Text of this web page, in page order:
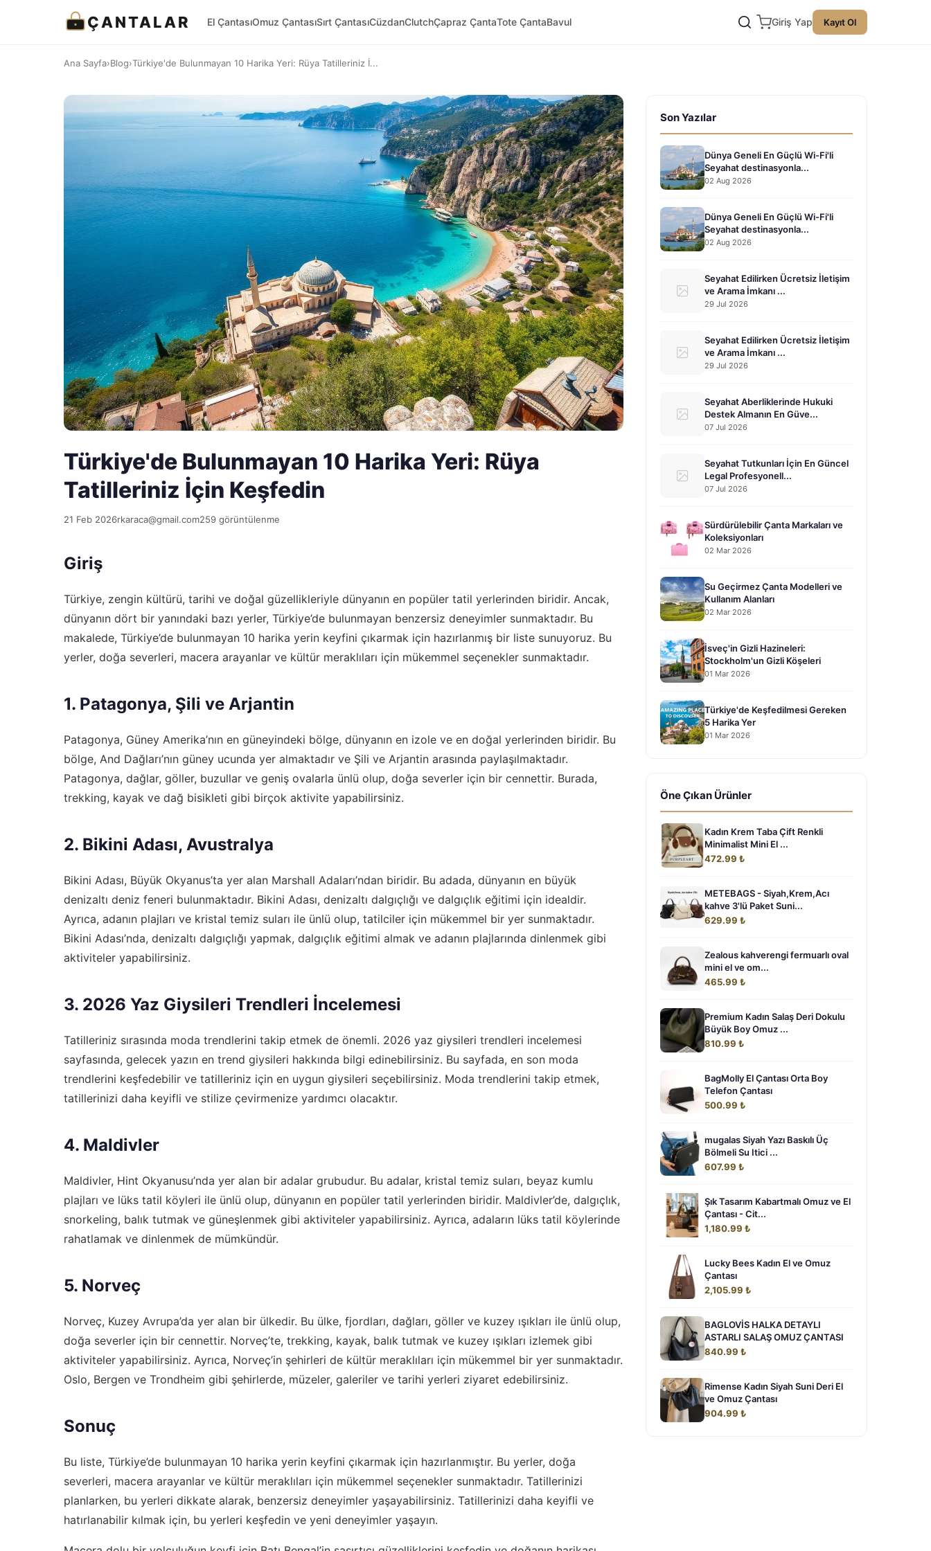
ÇANTALAR El ÇantasıOmuz ÇantasıSırt ÇantasıCüzdanClutchÇapraz ÇantaTote ÇantaBavul Giriş Yap Kayıt Ol
Ana Sayfa›Blog›Türkiye'de Bulunmayan 10 Harika Yeri: Rüya Tatilleriniz İ...
Türkiye'de Bulunmayan 10 Harika Yeri: Rüya
Tatilleriniz İçin Keşfedin
21 Feb 2026rkaraca@gmail.com259 görüntülenme
Giriş
Türkiye, zengin kültürü, tarihi ve doğal güzellikleriyle dünyanın en popüler tatil yerlerinden biridir. Ancak,
dünyanın dört bir yanındaki bazı yerler, Türkiye’de bulunmayan benzersiz deneyimler sunmaktadır. Bu
makalede, Türkiye’de bulunmayan 10 harika yerin keyfini çıkarmak için hazırlanmış bir liste sunuyoruz. Bu
yerler, doğa severleri, macera arayanlar ve kültür meraklıları için mükemmel seçenekler sunmaktadır.
1. Patagonya, Şili ve Arjantin
Patagonya, Güney Amerika’nın en güneyindeki bölge, dünyanın en izole ve en doğal yerlerinden biridir. Bu
bölge, And Dağları’nın güney ucunda yer almaktadır ve Şili ve Arjantin arasında paylaşılmaktadır.
Patagonya, dağlar, göller, buzullar ve geniş ovalarla ünlü olup, doğa severler için bir cennettir. Burada,
trekking, kayak ve dağ bisikleti gibi birçok aktivite yapabilirsiniz.
2. Bikini Adası, Avustralya
Bikini Adası, Büyük Okyanus’ta yer alan Marshall Adaları’ndan biridir. Bu adada, dünyanın en büyük
denizaltı deniz feneri bulunmaktadır. Bikini Adası, denizaltı dalgıçlığı ve dalgıçlık eğitimi için idealdir.
Ayrıca, adanın plajları ve kristal temiz suları ile ünlü olup, tatilciler için mükemmel bir yer sunmaktadır.
Bikini Adası’nda, denizaltı dalgıçlığı yapmak, dalgıçlık eğitimi almak ve adanın plajlarında dinlenmek gibi
aktiviteler yapabilirsiniz.
3. 2026 Yaz Giysileri Trendleri İncelemesi
Tatilleriniz sırasında moda trendlerini takip etmek de önemli. 2026 yaz giysileri trendleri incelemesi
sayfasında, gelecek yazın en trend giysileri hakkında bilgi edinebilirsiniz. Bu sayfada, en son moda
trendlerini keşfedebilir ve tatilleriniz için en uygun giysileri seçebilirsiniz. Moda trendlerini takip etmek,
tatillerinizi daha keyifli ve stilize çevirmenize yardımcı olacaktır.
4. Maldivler
Maldivler, Hint Okyanusu’nda yer alan bir adalar grubudur. Bu adalar, kristal temiz suları, beyaz kumlu
plajları ve lüks tatil köyleri ile ünlü olup, dünyanın en popüler tatil yerlerinden biridir. Maldivler’de, dalgıçlık,
snorkeling, balık tutmak ve güneşlenmek gibi aktiviteler yapabilirsiniz. Ayrıca, adaların lüks tatil köylerinde
rahatlamak ve dinlenmek de mümkündür.
5. Norveç
Norveç, Kuzey Avrupa’da yer alan bir ülkedir. Bu ülke, fjordları, dağları, göller ve kuzey ışıkları ile ünlü olup,
doğa severler için bir cennettir. Norveç’te, trekking, kayak, balık tutmak ve kuzey ışıkları izlemek gibi
aktiviteler yapabilirsiniz. Ayrıca, Norveç’in şehirleri de kültür meraklıları için mükemmel bir yer sunmaktadır.
Oslo, Bergen ve Trondheim gibi şehirlerde, müzeler, galeriler ve tarihi yerleri ziyaret edebilirsiniz.
Sonuç
Bu liste, Türkiye’de bulunmayan 10 harika yerin keyfini çıkarmak için hazırlanmıştır. Bu yerler, doğa
severleri, macera arayanlar ve kültür meraklıları için mükemmel seçenekler sunmaktadır. Tatillerinizi
planlarken, bu yerleri dikkate alarak, benzersiz deneyimler yaşayabilirsiniz. Tatillerinizi daha keyifli ve
hatırlanabilir kılmak için, bu yerleri keşfedin ve yeni deneyimler yaşayın.
Son Yazılar
Dünya Geneli En Güçlü Wi-Fi'li
Seyahat destinasyonla...
02 Aug 2026
Dünya Geneli En Güçlü Wi-Fi'li
Seyahat destinasyonla...
02 Aug 2026
Seyahat Edilirken Ücretsiz İletişim
ve Arama İmkanı ...
29 Jul 2026
Seyahat Edilirken Ücretsiz İletişim
ve Arama İmkanı ...
29 Jul 2026
Seyahat Aberliklerinde Hukuki
Destek Almanın En Güve...
07 Jul 2026
Seyahat Tutkunları İçin En Güncel
Legal Profesyonell...
07 Jul 2026
Sürdürülebilir Çanta Markaları ve
Koleksiyonları
02 Mar 2026
Su Geçirmez Çanta Modelleri ve
Kullanım Alanları
02 Mar 2026
İsveç'in Gizli Hazineleri:
Stockholm'un Gizli Köşeleri
01 Mar 2026
Türkiye'de Keşfedilmesi Gereken
5 Harika Yer
01 Mar 2026
Öne Çıkan Ürünler
Kadın Krem Taba Çift Renkli
Minimalist Mini El ...
472.99 ₺
METEBAGS - Siyah,Krem,Acı
kahve 3'lü Paket Suni...
629.99 ₺
Zealous kahverengi fermuarlı oval
mini el ve om...
465.99 ₺
Premium Kadın Salaş Deri Dokulu
Büyük Boy Omuz ...
810.99 ₺
BagMolly El Çantası Orta Boy
Telefon Çantası
500.99 ₺
mugalas Siyah Yazı Baskılı Üç
Bölmeli Su Itici ...
607.99 ₺
Şık Tasarım Kabartmalı Omuz ve El
Çantası - Cit...
1,180.99 ₺
Lucky Bees Kadın El ve Omuz
Çantası
2,105.99 ₺
BAGLOVİS HALKA DETAYLI
ASTARLI SALAŞ OMUZ ÇANTASI
840.99 ₺
Rimense Kadın Siyah Suni Deri El
ve Omuz Çantası
904.99 ₺